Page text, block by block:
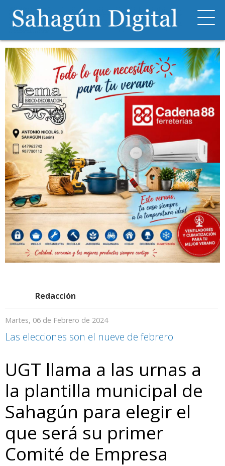
Redacción
Martes, 06 de Febrero de 2024
Las elecciones son el nueve de febrero
UGT llama a las urnas a
la plantilla municipal de
Sahagún para elegir el
que será su primer
Comité de Empresa